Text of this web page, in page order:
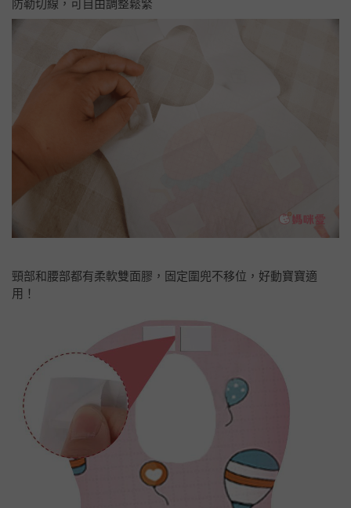
防勒切線，可自由調整鬆緊
頸部和腰部都有柔軟雙面膠，固定圍兜不移位，好動寶寶適
用！